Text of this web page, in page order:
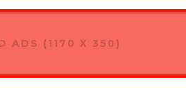
ADS (1170 X 350)